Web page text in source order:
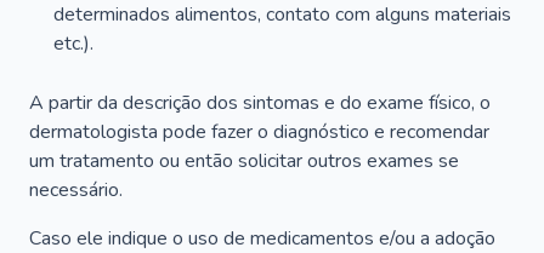
determinados alimentos, contato com alguns materiais
etc.).
A partir da descrição dos sintomas e do exame físico, o
dermatologista pode fazer o diagnóstico e recomendar
um tratamento ou então solicitar outros exames se
necessário.
Caso ele indique o uso de medicamentos e/ou a adoção